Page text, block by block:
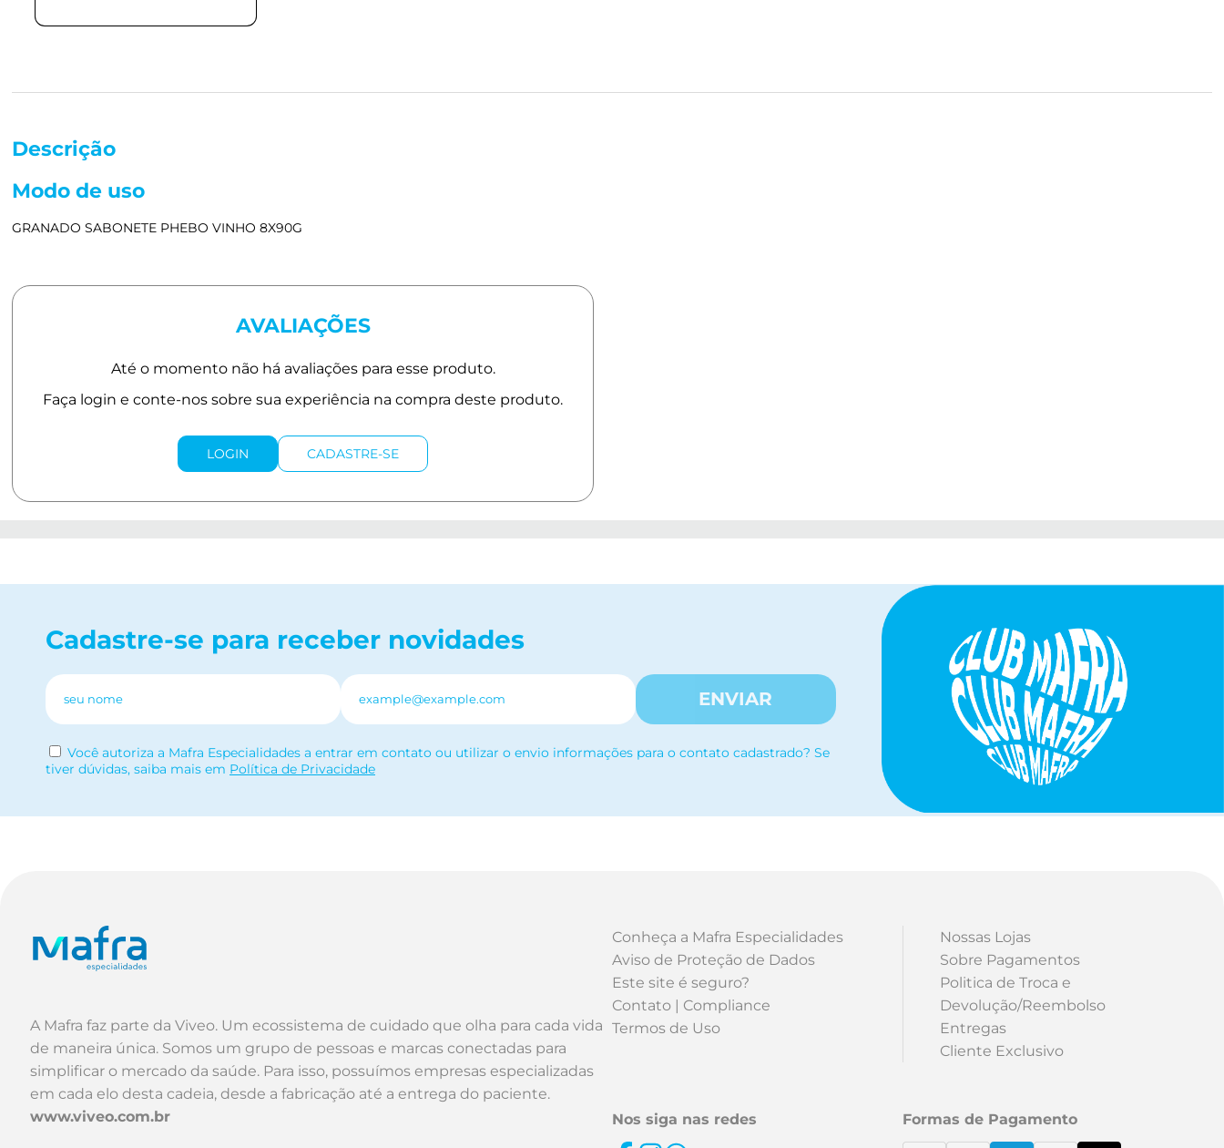
Descrição
Modo de uso
GRANADO SABONETE PHEBO VINHO 8X90G
AVALIAÇÕES
LOGIN CADASTRE-SE
Cadastre-se para receber novidades
ENVIAR
Você autoriza a Mafra Especialidades a entrar em contato ou utilizar o envio informações para o contato cadastrado? Se
tiver dúvidas, saiba mais em Política de Privacidade
A Mafra faz parte da Viveo. Um ecossistema de cuidado que olha para cada vida
de maneira única. Somos um grupo de pessoas e marcas conectadas para
simplificar o mercado da saúde. Para isso, possuímos empresas especializadas
em cada elo desta cadeia, desde a fabricação até a entrega do paciente.
www.viveo.com.br
Conheça a Mafra Especialidades
Aviso de Proteção de Dados
Este site é seguro?
Contato | Compliance
Termos de Uso
Nossas Lojas
Sobre Pagamentos
Politica de Troca e
Devolução/Reembolso
Entregas
Cliente Exclusivo
Nos siga nas redes Formas de Pagamento